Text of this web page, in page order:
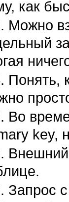
как
любой
его
ни
key,
обязан